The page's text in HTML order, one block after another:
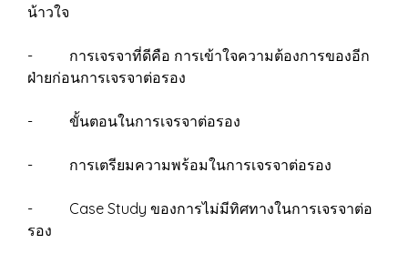
น้าวใจ
- การเจรจาที่ดีคือ การเข้าใจความต้องการของอีก
ฝ่ายก่อนการเจรจาต่อรอง
- ขั้นตอนในการเจรจาต่อรอง
- การเตรียมความพร้อมในการเจรจาต่อรอง
- Case Study ของการไม่มีทิศทางในการเจรจาต่อ
รอง